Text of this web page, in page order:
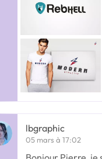
lbgraphic
05 mars à 17:02